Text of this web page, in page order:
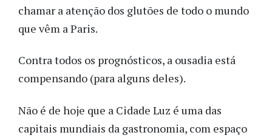
chamar a atenção dos glutões de todo o mundo
que vêm a Paris.
Contra todos os prognósticos, a ousadia está
compensando (para alguns deles).
Não é de hoje que a Cidade Luz é uma das
capitais mundiais da gastronomia, com espaço